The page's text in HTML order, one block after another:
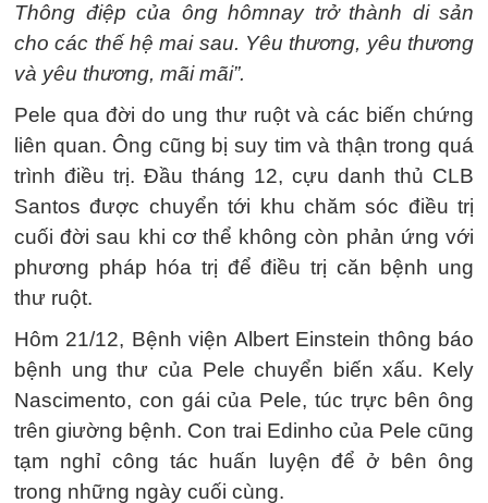
Thông điệp của ông hômnay trở thành di sản
cho các thế hệ mai sau. Yêu thương, yêu thương
và yêu thương, mãi mãi”.
Pele qua đời do ung thư ruột và các biến chứng
liên quan. Ông cũng bị suy tim và thận trong quá
trình điều trị. Đầu tháng 12, cựu danh thủ CLB
Santos được chuyển tới khu chăm sóc điều trị
cuối đời sau khi cơ thể không còn phản ứng với
phương pháp hóa trị để điều trị căn bệnh ung
thư ruột.
Hôm 21/12, Bệnh viện Albert Einstein thông báo
bệnh ung thư của Pele chuyển biến xấu. Kely
Nascimento, con gái của Pele, túc trực bên ông
trên giường bệnh. Con trai Edinho của Pele cũng
tạm nghỉ công tác huấn luyện để ở bên ông
trong những ngày cuối cùng.